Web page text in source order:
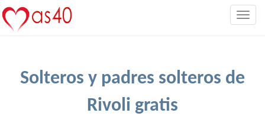
Solteros y padres solteros de
Rivoli gratis